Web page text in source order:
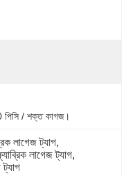
পিসি / শক্ত কাগজ।
লাগেজ ট্যাগ,
লাগেজ ট্যাগ,
ট্যাগ